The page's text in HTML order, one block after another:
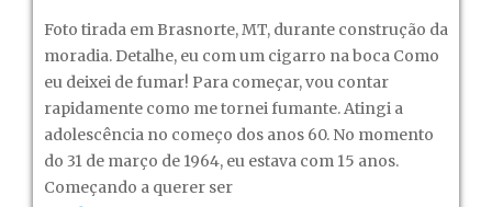
Foto tirada em Brasnorte, MT, durante construção da
moradia. Detalhe, eu com um cigarro na boca Como
eu deixei de fumar! Para começar, vou contar
rapidamente como me tornei fumante. Atingi a
adolescência no começo dos anos 60. No momento
do 31 de março de 1964, eu estava com 15 anos.
Começando a querer ser